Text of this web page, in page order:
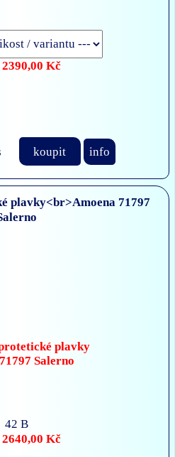
2390,00 Kč
koupit info
plavky
Salerno
42 B
2640,00 Kč